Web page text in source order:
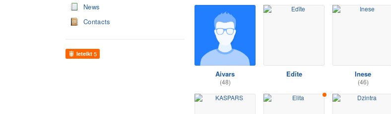
News
Contacts
Ieteikt 5
Aivars
(48)
Edīte Inese
(46)